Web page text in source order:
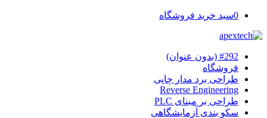
0سبد خرید فروشگاه
#292 (بدون عنوان)
فروشگاه
طراحی برد مدار چاپی
Reverse Engineering
طراحی بر مبنای PLC
سکو بندی آزمایشگاهی